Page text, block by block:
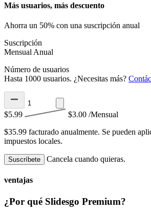
Más usuarios, más descuento
Ahorra un 50% con una suscripción anual
Suscripción
Mensual Anual
Número de usuarios
Hasta 1000 usuarios. ¿Necesitas más?
$5.99 $3.00 /Mensual
$35.99 facturado anualmente. Se pueden
impuestos locales.
Suscríbete Cancela cuando quieras.
ventajas
¿Por qué Slidesgo Premium?